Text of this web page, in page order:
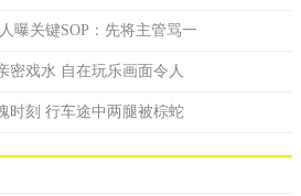
曝关键SOP：先将主管骂一
密戏水 自在玩乐画面令人
时刻 行车途中两腿被棕蛇